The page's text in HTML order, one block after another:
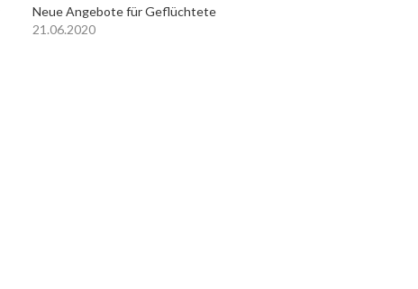
Neue Angebote für Geflüchtete
21.06.2020